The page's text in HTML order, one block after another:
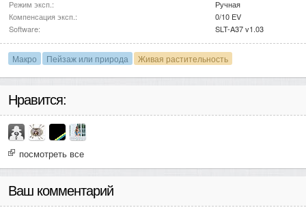
Режим эксп.:
Ручная
Компенсация эксп.:
0/10 EV
Software:
SLT-A37 v1.03
Макро Пейзаж или природа Живая растительность
Нравится:
посмотреть все
Ваш комментарий